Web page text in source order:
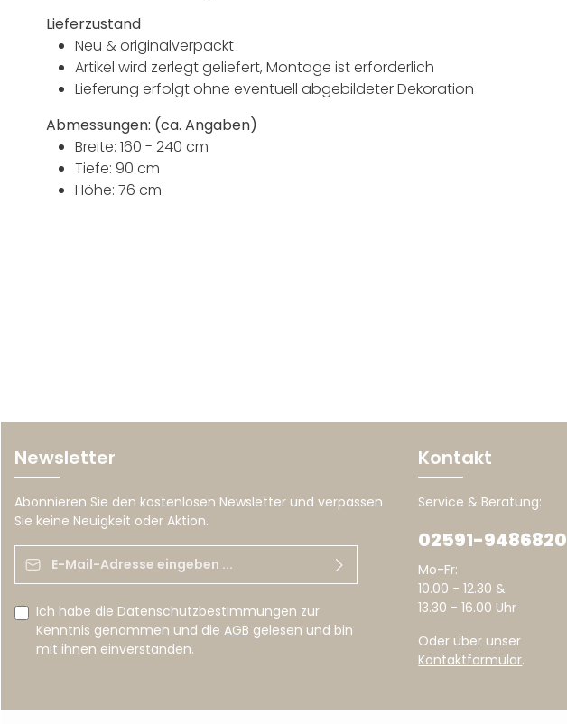
Lieferzustand
Neu & originalverpackt
Artikel wird zerlegt geliefert, Montage ist erforderlich
Lieferung erfolgt ohne eventuell abgebildeter Dekoration
Abmessungen: (ca. Angaben)
Breite: 160 - 240 cm
Tiefe: 90 cm
Höhe: 76 cm
Newsletter
Abonnieren Sie den kostenlosen Newsletter und verpassen
Sie keine Neuigkeit oder Aktion.
Ich habe die Datenschutzbestimmungen zur
Kenntnis genommen und die AGB gelesen und bin
mit ihnen einverstanden.
Kontakt
Service & Beratung:
02591-9486820
Mo-Fr:
10.00 - 12.30 &
13.30 - 16.00 Uhr
Oder über unser
Kontaktformular.